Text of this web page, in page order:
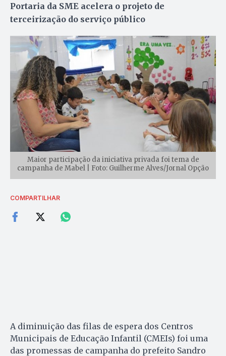
Portaria da SME acelera o projeto de
terceirização do serviço público
Maior participação da iniciativa privada foi tema de
campanha de Mabel | Foto: Guilherme Alves/Jornal Opção
COMPARTILHAR
A diminuição das filas de espera dos Centros
Municipais de Educação Infantil (CMEIs) foi uma
das promessas de campanha do prefeito Sandro